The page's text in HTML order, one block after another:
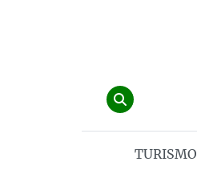
TURISMO